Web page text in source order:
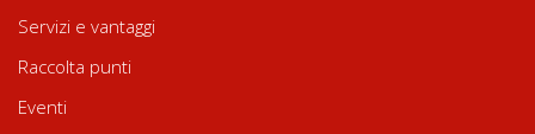
Servizi e vantaggi
Raccolta punti
Eventi